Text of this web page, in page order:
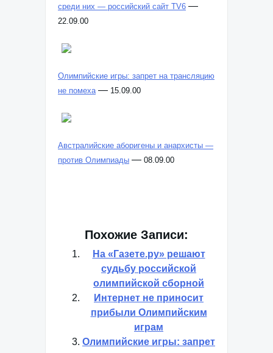
среди них — российский сайт TV6 —
22.09.00
Олимпийские игры: запрет на трансляцию
не помеха — 15.09.00
Австралийские аборигены и анархисты —
против Олимпиады — 08.09.00
Похожие Записи:
На «Газете.ру» решают
судьбу российской
олимпийской сборной
Интернет не приносит
прибыли Олимпийским
играм
Олимпийские игры: запрет